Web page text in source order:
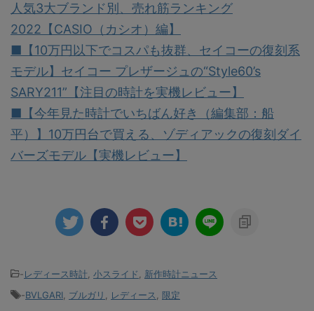
人気3大ブランド別、売れ筋ランキング
2022【CASIO（カシオ）編】
■【10万円以下でコスパも抜群、セイコーの復刻系
モデル】セイコー プレザージュの“Style60’s
SARY211”【注目の時計を実機レビュー】
■【今年見た時計でいちばん好き（編集部：船
平）】10万円台で買える、ゾディアックの復刻ダイ
バーズモデル【実機レビュー】
-レディース時計 小スライド
新作時計ニュース
-BVLGARI ブルガリ レディース 限定